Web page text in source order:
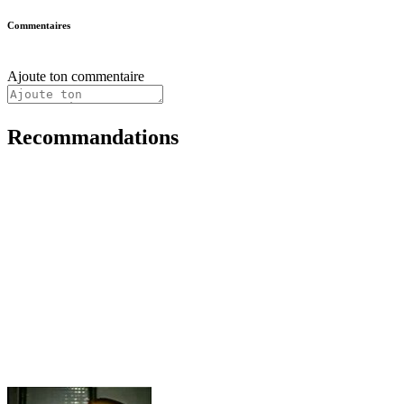
Commentaires
Ajoute ton commentaire
Recommandations